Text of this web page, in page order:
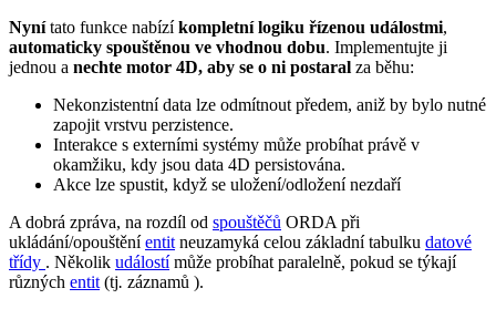
Nynítato funkce nabízíkompletní logiku řízenou událostmi,
automaticky spouštěnou ve vhodnou dobu. Implementujte ji
jednou a nechte motor 4D, aby se o ni postaral za běhu:
Nekonzistentní data lze odmítnout předem, aniž by bylo nutné
zapojit vrstvu perzistence.
Interakce s externími systémy může probíhat právě v
okamžiku, kdy jsou data 4D persistována.
Akce lze spustit, když se uložení/odložení nezdaří
A dobrá zpráva, na rozdíl od spouštěčů ORDA při
ukládání/opouštěníentit neuzamyká celou základní tabulku datové
třídy . Několik událostímůže probíhat paralelně, pokud se týkají
různých entit (tj. záznamů ).